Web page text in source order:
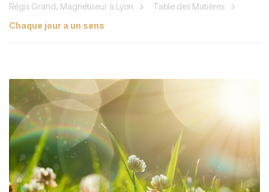
Régis Grand, Magnétiseur à Lyon
Table des Matières
Chaque jour a un sens